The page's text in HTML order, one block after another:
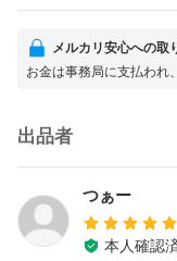
メルカリ安心への取
お金は事務局に支払われ
出品者
つぁー
本人確認